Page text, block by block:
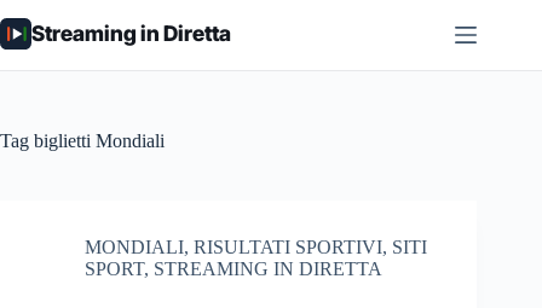
al
contenuto
Streaming in Diretta
Tag biglietti Mondiali
MONDIALI, RISULTATI SPORTIVI, SITI
SPORT, STREAMING IN DIRETTA